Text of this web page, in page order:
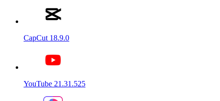
CapCut 18.9.0
YouTube 21.31.525